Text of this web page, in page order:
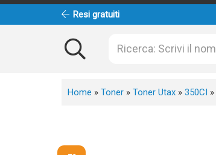
Resi gratuiti
Home » Toner » Toner Utax » 350CI »